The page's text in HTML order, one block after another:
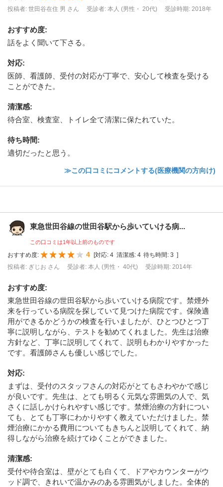
投稿者: 世田谷在住 男 さん
受診者: 本人 (男性・ 20代) 受診時期: 2018年
おすすめ度:
話をよく聞いて下さる。
対応:
医師、看護師、受付の対応が丁寧で、安心して検査を受ける
ことができた。
清潔感:
待合室、検査室、トイレ全て清潔に保たれていた。
待ち時間:
適切だったと思う。
≫この口コミにコメントする(医療機関の方向け)
東急世田谷線の世田谷駅から歩いていける病...
この口コミは1年以上前のものです
おすすめ度: 4 対応: 4 清潔感: 4 待ち時間: 3
投稿者: ぎじお さん
受診者: 本人 (男性・ 40代) 受診時期: 2014年
おすすめ度:
東急世田谷線の世田谷駅から歩いていける病院です。禁煙外
来を行っている病院を探していて見つけた病院です。保険適
用ができるかどうかの検査を行いましたが、ひとつひとつ丁
寧に説明しながら、テストを勧めてくれました。先生は治療
方針など、丁寧に説明してくれて、説明もわかりやすかった
です。看護師さんも優しい感じでした。
対応:
まずは、受付のスタッフさんの対応がとてもさわやかで感じ
が良いです。先生は、とても明るく元気な雰囲気の人で、気
さくに話しかけられやすい感じです。禁煙治療の方針につい
ても、とても丁寧にわかりやすく教えていただけました。禁
煙治療にかかる費用についてもきちんと説明してくれて、納
得しながら治療を続けてゆくことができました。
清潔感:
受付や待合室は、壁がとても白くて、ドアやカウンターがウ
ッド調で、きれいで温かみのある雰囲気がしました。全体的